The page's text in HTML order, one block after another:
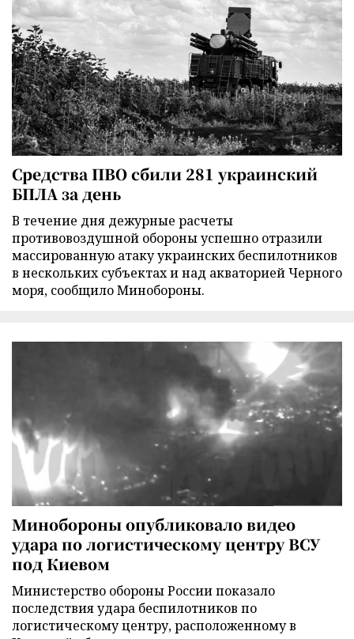
Средства ПВО сбили 281 украинский
БПЛА за день
В течение дня дежурные расчеты
противовоздушной обороны успешно отразили
массированную атаку украинских беспилотников
в нескольких субъектах и над акваторией Черного
моря, сообщило Минобороны.
Минобороны опубликовало видео
удара по логистическому центру ВСУ
под Киевом
Министерство обороны России показало
последствия удара беспилотников по
логистическому центру, расположенному в